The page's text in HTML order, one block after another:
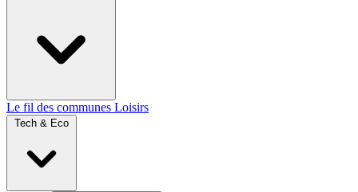
Le fil des communes Loisirs
Tech & Eco